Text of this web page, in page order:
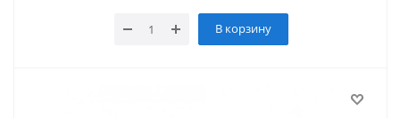
В корзину